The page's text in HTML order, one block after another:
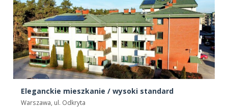
Eleganckie mieszkanie / wysoki standard
Warszawa, ul. Odkryta